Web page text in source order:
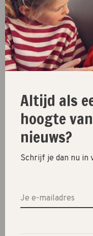
Alwero
bodywarmer alpen
€47,95
Engel Natur
Altijd als
hoogte
nieuws?
Schrijf je dan nu in